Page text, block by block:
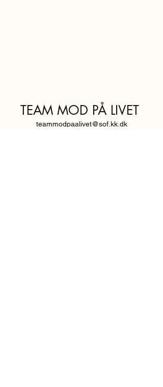
TEAM MOD PÅ LIVET
teammodpaalivet@sof.kk.dk